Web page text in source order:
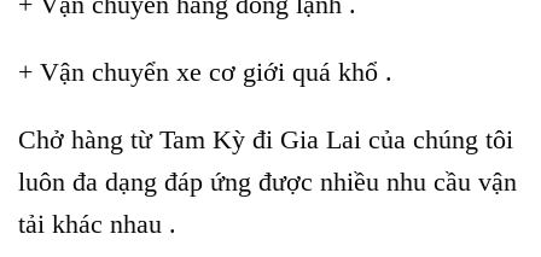
+ Vận chuyển xe cơ giới quá khổ .
Chở hàng từ Tam Kỳ đi Gia Lai của chúng tôi
luôn đa dạng đáp ứng được nhiều nhu cầu vận
tải khác nhau .